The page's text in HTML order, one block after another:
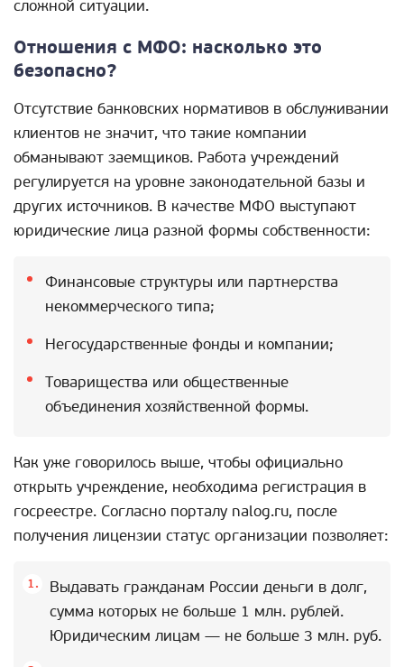
сложной ситуации.
Отношения с МФО: насколько это
безопасно?
Отсутствие банковских нормативов в обслуживании
клиентов не значит, что такие компании
обманывают заемщиков. Работа учреждений
регулируется на уровне законодательной базы и
других источников. В качестве МФО выступают
юридические лица разной формы собственности:
Финансовые структуры или партнерства
некоммерческого типа;
Негосударственные фонды и компании;
Товарищества или общественные
объединения хозяйственной формы.
Как уже говорилось выше, чтобы официально
открыть учреждение, необходима регистрация в
госреестре. Согласно порталу nalog.ru, после
получения лицензии статус организации позволяет:
Выдавать гражданам России деньги в долг,
сумма которых не больше 1 млн. рублей.
Юридическим лицам — не больше 3 млн. руб.